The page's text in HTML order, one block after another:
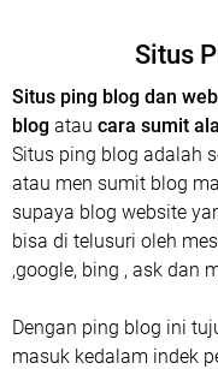
Situs
Situs ping blog dan
blog atau cara sumit
Situs ping blog adalah
atau men sumit blog
supaya blog website
bisa di telusuri oleh
,google, bing , ask dan
Dengan ping blog ini
masuk kedalam indek